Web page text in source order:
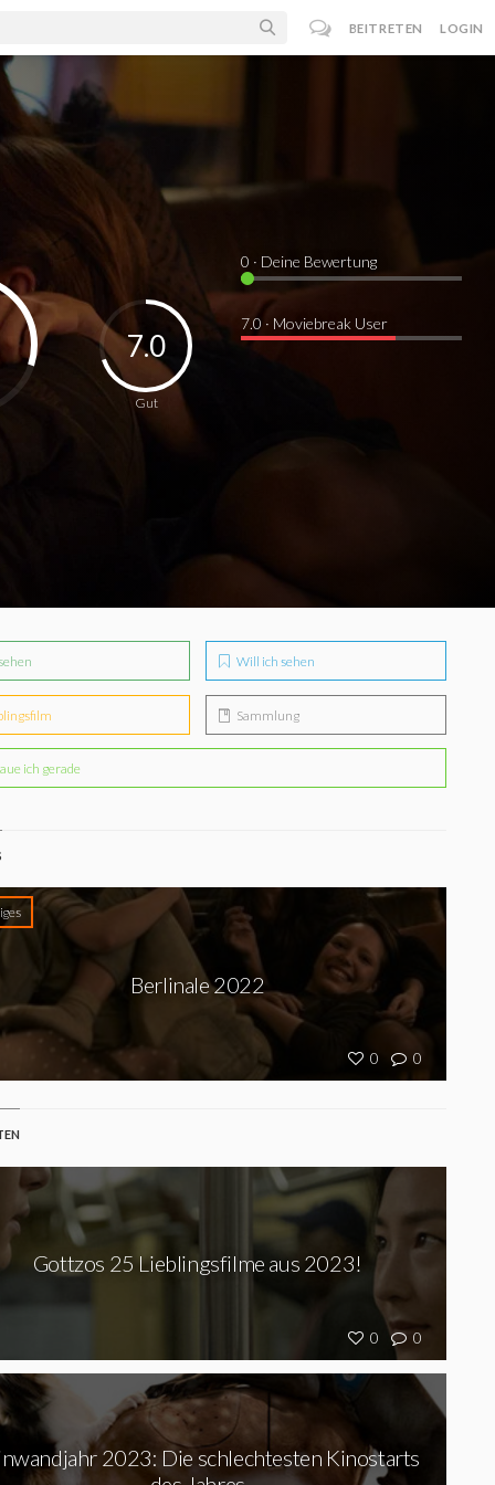
BEITRETEN LOGIN
Gut
7.0
0 · Deine Bewertung
7.0 · Moviebreak User
Will ich sehen
Sammlung
ich gerade
0 0
Berlinale 2022
0 0
Gottzos 25 Lieblingsfilme aus 2023!
2023: Die schlechtesten Kinostarts